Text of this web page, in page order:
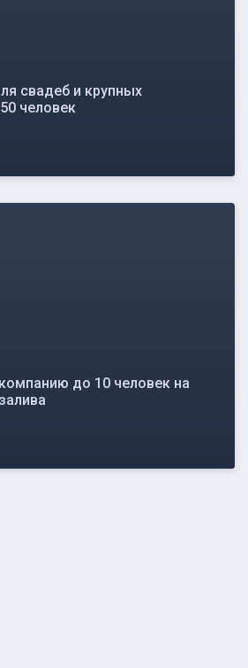
свадеб и крупных
человек
до 10 человек на